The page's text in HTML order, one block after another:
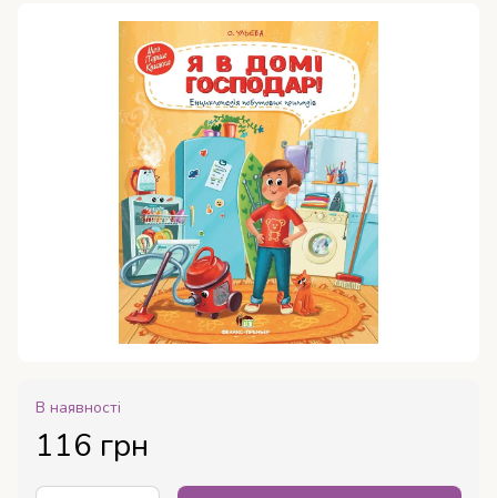
В наявності
116 грн